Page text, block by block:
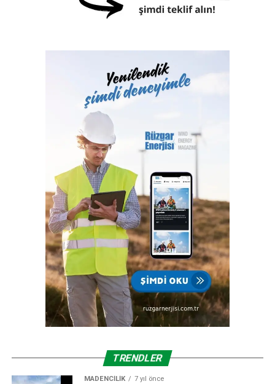
Klaslama, yasal sertifikasyon, test, muayene,
Vakfı, fiziki alanlarının yeterliliği ve gelişmeye açık oluşu
ile büyüme yolunda hızla ilerliyor. Türk Loydu, Türkiye’nin
milli kuruluşudur. Yetkisi olan alanlar hemen hemen
Türkiye’nin ekonomisine katkı sağlayan sektörlerin
tamamını içermektedir ve IACS üyeliğimiz ile büyümenin,
gelişmenin ve ülkemize katkı sağlamanın faydası ve gururu
100. yılında Türkiye Cumhuriyeti’nindir.”
TRENDLER
MADENCILIK 7 yıl önce